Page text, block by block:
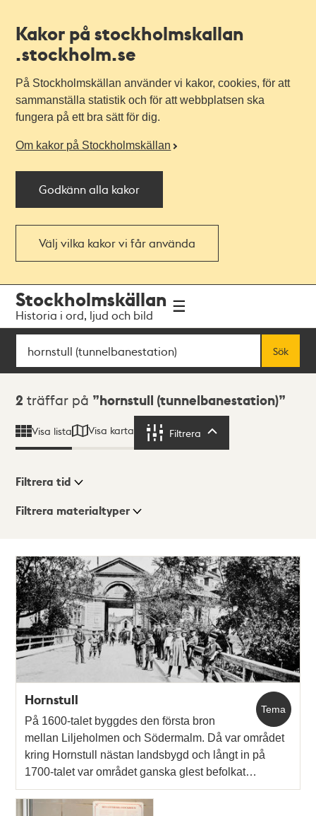
Kakor på stockholmskallan
.stockholm.se
På Stockholmskällan använder vi kakor, cookies, för att
sammanställa statistik och för att webbplatsen ska
fungera på ett bra sätt för dig.
Om kakor på Stockholmskällan
Godkänn alla kakor
Välj vilka kakor vi får använda
navigationen
huvudinnehållet
Stockholmskällan
Historia i ord, ljud och bild
Sök
Sök
Sökresultat
2 träffar på hornstull (tunnelbanestation)
Visa lista Visa karta Filtrera
Visningsläge
Lista
Karta
Filtrera tid
Filtrera materialtyper
träffar
Tema
Hornstull
På 1600-talet byggdes den första bron
mellan Liljeholmen och Södermalm. Då var området
kring Hornstull nästan landsbygd och långt in på
1700-talet var området ganska glest befolkat…